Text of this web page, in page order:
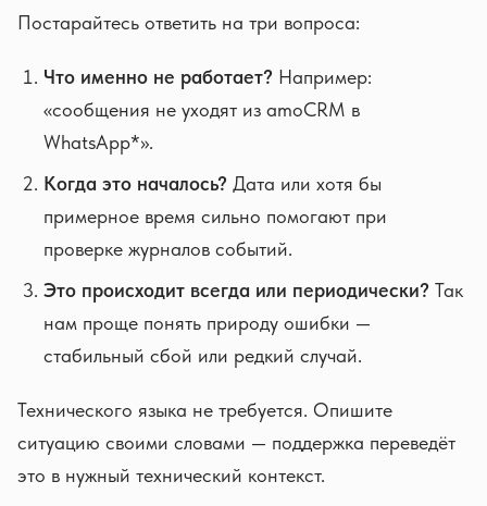
Постарайтесь ответить на три вопроса:
Что именно не работает? Например:
«сообщения не уходят из amoCRM в
WhatsApp*».
Когда это началось? Дата или хотя бы
примерное время сильно помогают при
проверке журналов событий.
Это происходит всегда или периодически? Так
нам проще понять природу ошибки —
стабильный сбой или редкий случай.
Технического языка не требуется. Опишите
ситуацию своими словами — поддержка переведёт
это в нужный технический контекст.